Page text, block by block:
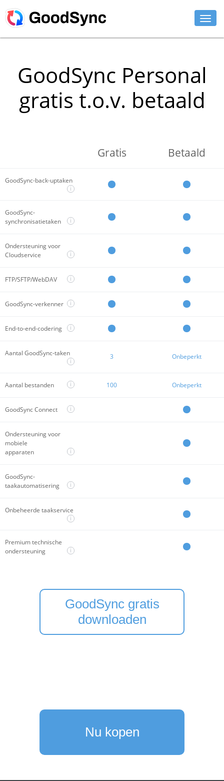
PERSOONLIJK
ZAKELIJK
INLOGGEN
GoodSync Personal
gratis t.o.v. betaald
Gratis Betaald
GoodSync-back-uptaken
i
GoodSync-
synchronisatietaken
i
Ondersteuning voor
Cloudservice
i
FTP/SFTP/WebDAV i
GoodSync-verkenner i
End-to-end-codering i
Aantal GoodSync-taken
i
3 Onbeperkt
Aantal bestanden i 100 Onbeperkt
GoodSync Connect i
Ondersteuning voor
mobiele
apparaten
i
GoodSync-
taakautomatisering
i
Onbeheerde taakservice
i
Premium technische
ondersteuning
i
GoodSync gratis
downloaden
Nu kopen